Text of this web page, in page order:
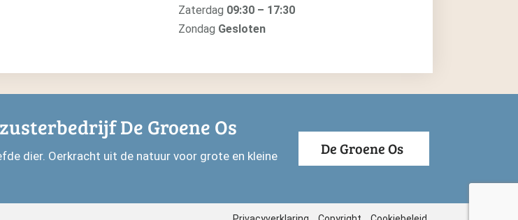
Zaterdag 09:30 – 17:30
Zondag Gesloten
De Groene Os
dier. Oerkracht uit de natuur voor grote en kleine
De Groene Os